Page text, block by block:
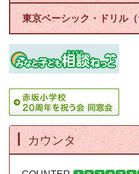
東京ベーシック・ドリル
カウンタ